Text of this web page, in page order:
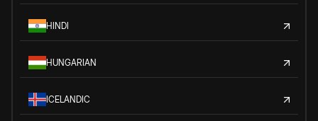
HINDI
HUNGARIAN
ICELANDIC